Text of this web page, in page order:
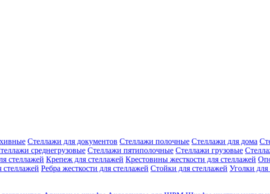
Стеллажи для документов Стеллажи полочные Стеллажи для дома
среднегрузовые Стеллажи пятиполочные Стеллажи грузовые
стеллажей Крепеж для стеллажей Крестовины жесткости для стеллажей
стеллажей Ребра жесткости для стеллажей Стойки для стеллажей Уголки для